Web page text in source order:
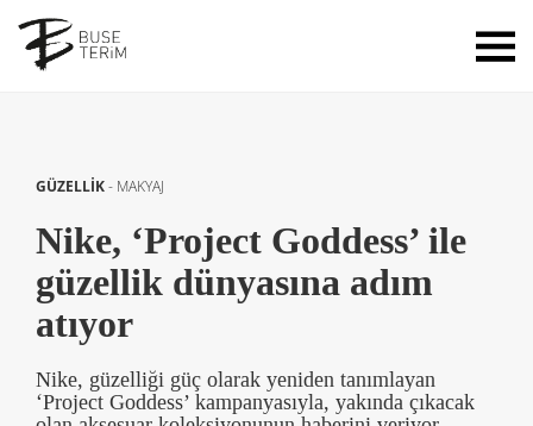
GÜZELLİK- MAKYAJ
Nike, ‘Project Goddess’ ile
güzellik dünyasına adım
atıyor
Nike, güzelliği güç olarak yeniden tanımlayan
‘Project Goddess’ kampanyasıyla, yakında çıkacak